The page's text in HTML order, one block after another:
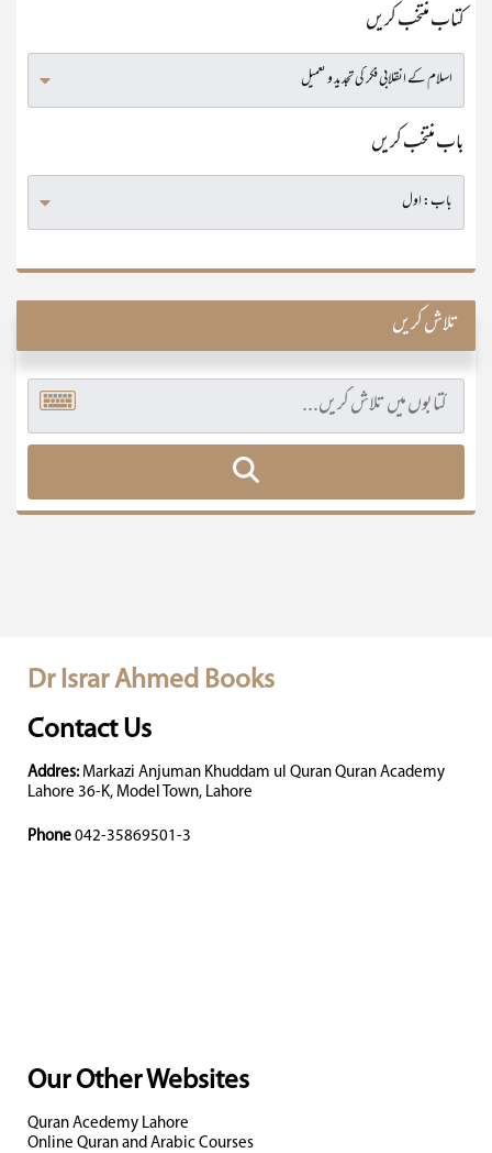
کتاب منتخب کریں
باب منتخب کریں
تلاش کریں
Dr Israr Ahmed Books
Contact Us
Addres: Markazi Anjuman Khuddam ul Quran Quran Academy
Lahore 36-K, Model Town, Lahore
Phone 042-35869501-3
Our Other Websites
Quran Acedemy Lahore
Online Quran and Arabic Courses